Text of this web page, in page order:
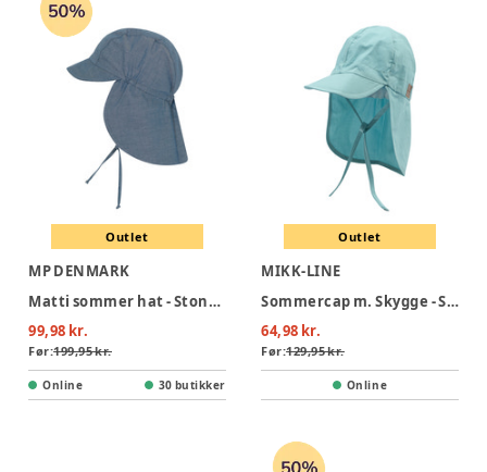
Outlet
MP DENMARK
Matti sommer hat - Stone Blue
99,98 kr.
Før:199,95 kr.
Online 30 butikker
Outlet
MIKK-LINE
Sommercap m. Skygge - Stone Blue
64,98 kr.
Før:129,95 kr.
Online